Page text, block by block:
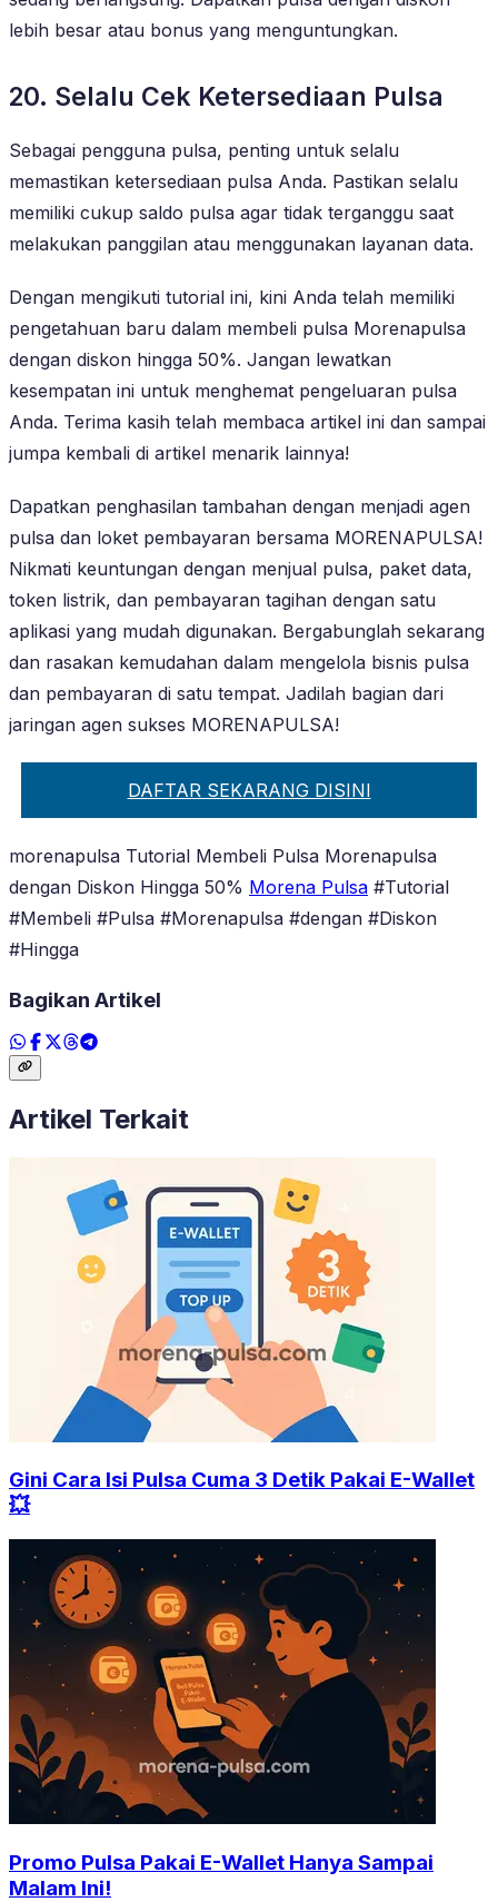
lebih besar atau bonus yang menguntungkan.
20. Selalu Cek Ketersediaan Pulsa
Sebagai pengguna pulsa, penting untuk selalu
memastikan ketersediaan pulsa Anda. Pastikan selalu
memiliki cukup saldo pulsa agar tidak terganggu saat
melakukan panggilan atau menggunakan layanan data.
Dengan mengikuti tutorial ini, kini Anda telah memiliki
pengetahuan baru dalam membeli pulsa Morenapulsa
dengan diskon hingga 50%. Jangan lewatkan
kesempatan ini untuk menghemat pengeluaran pulsa
Anda. Terima kasih telah membaca artikel ini dan sampai
jumpa kembali di artikel menarik lainnya!
Dapatkan penghasilan tambahan dengan menjadi agen
pulsa dan loket pembayaran bersama MORENAPULSA!
Nikmati keuntungan dengan menjual pulsa, paket data,
token listrik, dan pembayaran tagihan dengan satu
aplikasi yang mudah digunakan. Bergabunglah sekarang
dan rasakan kemudahan dalam mengelola bisnis pulsa
dan pembayaran di satu tempat. Jadilah bagian dari
jaringan agen sukses MORENAPULSA!
DAFTAR SEKARANG DISINI
morenapulsa Tutorial Membeli Pulsa Morenapulsa
dengan Diskon Hingga 50% Morena Pulsa #Tutorial
#Membeli #Pulsa #Morenapulsa #dengan #Diskon
#Hingga
Bagikan Artikel
Artikel Terkait
Gini Cara Isi Pulsa Cuma 3 Detik Pakai E-Wallet
💥
Promo Pulsa Pakai E-Wallet Hanya Sampai
Malam Ini!